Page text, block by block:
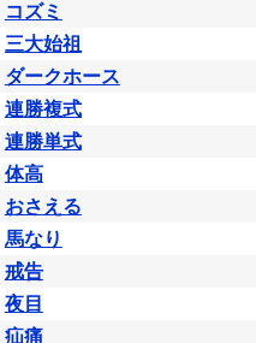
コズミ
三大始祖
ダークホース
連勝複式
連勝単式
体高
おさえる
馬なり
戒告
夜目
疝痛